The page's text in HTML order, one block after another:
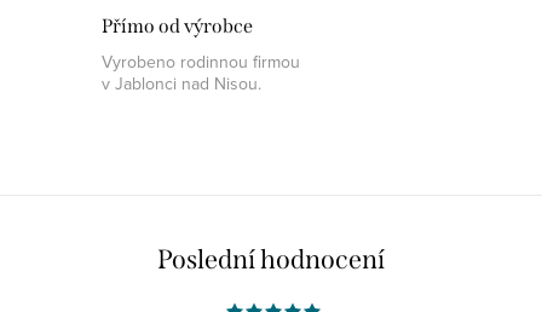
Přímo od výrobce
Vyrobeno rodinnou firmou
v Jablonci nad Nisou.
Poslední hodnocení